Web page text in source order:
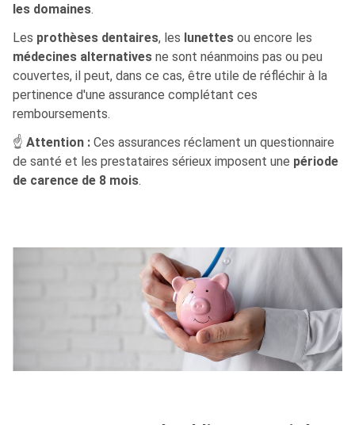
les domaines.
Les prothèses dentaires, les lunettes ou encore les
médecines alternatives ne sont néanmoins pas ou peu
couvertes, il peut, dans ce cas, être utile de réfléchir à la
pertinence d'une assurance complétant ces
remboursements.
☝ Attention : Ces assurances réclament un questionnaire
de santé et les prestataires sérieux imposent une période
de carence de 8 mois.